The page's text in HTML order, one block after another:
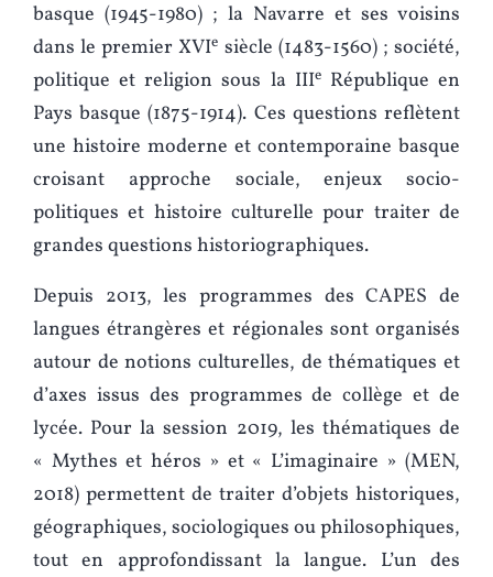
basque (1945-1980) ; la Navarre et ses voisins
dans le premier XVIe siècle (1483-1560) ; société,
politique et religion sous la IIIeRépublique en
Pays basque (1875-1914). Ces questions reflètent
une histoire moderne et contemporaine basque
croisant approche sociale, enjeux socio-
politiques et histoire culturelle pour traiter de
grandes questions historiographiques.
Depuis 2013, les programmes des CAPES de
langues étrangères et régionales sont organisés
autour de notions culturelles, de thématiques et
d’axes issus des programmes de collège et de
lycée. Pour la session 2019, les thématiques de
« Mythes et héros » et « L’imaginaire » (MEN,
2018) permettent de traiter d’objets historiques,
géographiques, sociologiques ou philosophiques,
tout en approfondissant la langue. L’un des